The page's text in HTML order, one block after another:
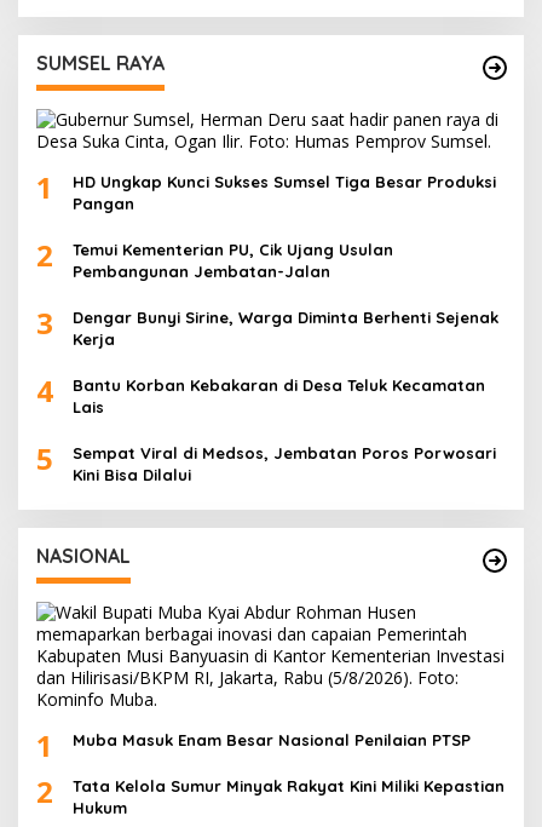
SUMSEL RAYA
1
HD Ungkap Kunci Sukses Sumsel Tiga Besar Produksi
Pangan
2
Temui Kementerian PU, Cik Ujang Usulan
Pembangunan Jembatan-Jalan
3
Dengar Bunyi Sirine, Warga Diminta Berhenti Sejenak
Kerja
4
Bantu Korban Kebakaran di Desa Teluk Kecamatan
Lais
5
Sempat Viral di Medsos, Jembatan Poros Porwosari
Kini Bisa Dilalui
NASIONAL
1 Muba Masuk Enam Besar Nasional Penilaian PTSP
2
Tata Kelola Sumur Minyak Rakyat Kini Miliki Kepastian
Hukum